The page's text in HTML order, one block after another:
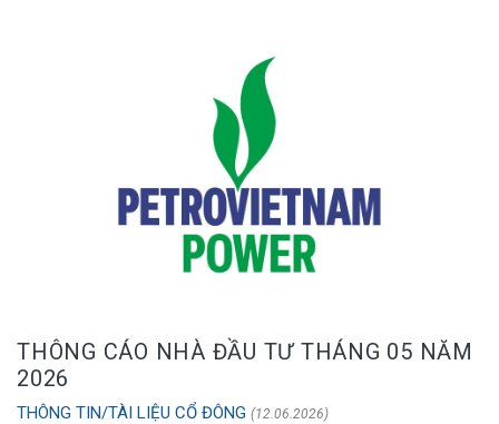
THÔNG CÁO NHÀ ĐẦU TƯ THÁNG 05 NĂM
2026
THÔNG TIN/TÀI LIỆU CỔ ĐÔNG (12.06.2026)